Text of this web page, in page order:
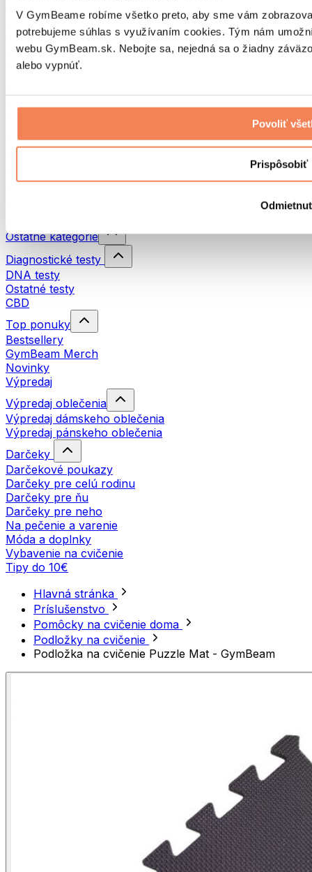
V GymBeame robíme všetko preto, aby sme vám
potrebujeme súhlas s využívaním cookies. Tým nám
webu GymBeam.sk. Nebojte sa, nejedná sa o žiadny
alebo vypnúť.
Povoliť
Prispôsobiť
Joga a pilates
Otužovanie
Plávanie
Turistika
Red Light Therapy
Vodné filtre a kanvice
Pracie prostriedky
Prírodná kozmetika
Ostatné kategórie
Diagnostické testy
DNA testy
Ostatné testy
CBD
Top ponuky
Bestsellery
GymBeam Merch
Novinky
Výpredaj
Výpredaj oblečenia
Výpredaj dámskeho oblečenia
Výpredaj pánskeho oblečenia
Darčeky
Darčekové poukazy
Darčeky pre celú rodinu
Darčeky pre ňu
Darčeky pre neho
Na pečenie a varenie
Móda a doplnky
Vybavenie na cvičenie
Tipy do 10€
Hlavná stránka
Príslušenstvo
Pomôcky na cvičenie doma
Podložky na cvičenie
Podložka na cvičenie Puzzle Mat - GymBeam